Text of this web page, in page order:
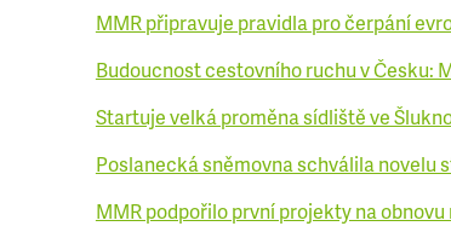
MMR připravuje pravidla pro čerpání
Budoucnost cestovního ruchu v Česku:
Startuje velká proměna sídliště ve
Poslanecká sněmovna schválila novelu
MMR podpořilo první projekty na